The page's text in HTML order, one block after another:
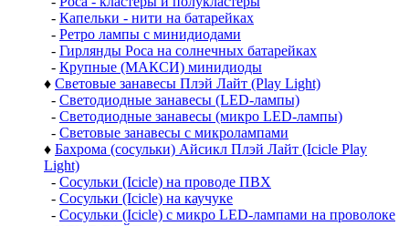
- Капельки - нити на батарейках
- Ретро лампы с минидиодами
- Гирлянды Роса на солнечных батарейках
- Крупные (МАКСИ) минидиоды
♦ Световые занавесы Плэй Лайт (Play Light)
- Светодиодные занавесы (LED-лампы)
- Светодиодные занавесы (микро LED-лампы)
- Световые занавесы с микролампами
♦ Бахрома (сосульки) Айсикл Плэй Лайт (Icicle Play
Light)
- Сосульки (Icicle) на проводе ПВХ
- Сосульки (Icicle) на каучуке
- Сосульки (Icicle) с микро LED-лампами на проволоке